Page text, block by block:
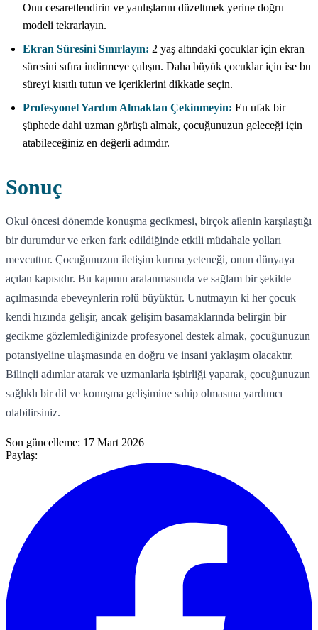
Onu cesaretlendirin ve yanlışlarını düzeltmek yerine doğru
modeli tekrarlayın.
Ekran Süresini Sınırlayın: 2 yaş altındaki çocuklar için ekran
süresini sıfıra indirmeye çalışın. Daha büyük çocuklar için ise bu
süreyi kısıtlı tutun ve içeriklerini dikkatle seçin.
Profesyonel Yardım Almaktan Çekinmeyin: En ufak bir
şüphede dahi uzman görüşü almak, çocuğunuzun geleceği için
atabileceğiniz en değerli adımdır.
Sonuç
Okul öncesi dönemde konuşma gecikmesi, birçok ailenin karşılaştığı
bir durumdur ve erken fark edildiğinde etkili müdahale yolları
mevcuttur. Çocuğunuzun iletişim kurma yeteneği, onun dünyaya
açılan kapısıdır. Bu kapının aralanmasında ve sağlam bir şekilde
açılmasında ebeveynlerin rolü büyüktür. Unutmayın ki her çocuk
kendi hızında gelişir, ancak gelişim basamaklarında belirgin bir
gecikme gözlemlediğinizde profesyonel destek almak, çocuğunuzun
potansiyeline ulaşmasında en doğru ve insani yaklaşım olacaktır.
Bilinçli adımlar atarak ve uzmanlarla işbirliği yaparak, çocuğunuzun
sağlıklı bir dil ve konuşma gelişimine sahip olmasına yardımcı
olabilirsiniz.
Son güncelleme: 17 Mart 2026
Paylaş: